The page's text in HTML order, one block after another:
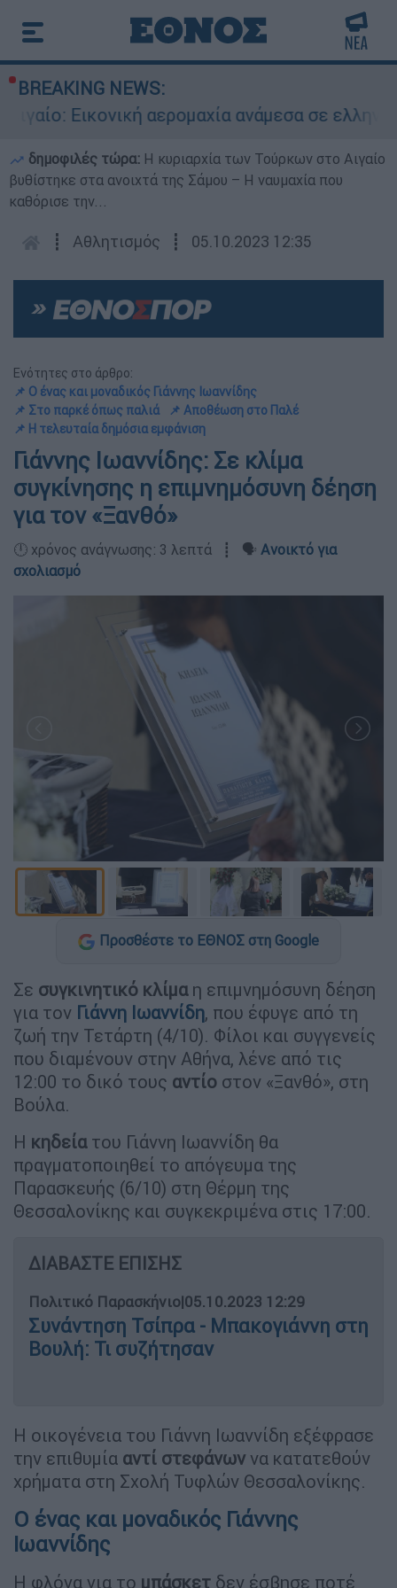
BREAKING NEWS:
Εικονική αερομαχία ανάμεσα σε ελληνικά
δημοφιλές τώρα: Η κυριαρχία των Τούρκων στο Αιγαίο
βυθίστηκε στα ανοιχτά της Σάμου – Η ναυμαχία που
καθόρισε την...
┋ Αθλητισμός ┋ 05.10.2023 12:35
Ενότητες στο άρθρο:
📌 Ο ένας και μοναδικός Γιάννης Ιωαννίδης
📌 Στο παρκέ όπως παλιά
📌 Αποθέωση στο Παλέ
📌 Η τελευταία δημόσια εμφάνιση
Γιάννης Ιωαννίδης: Σε κλίμα
συγκίνησης η επιμνημόσυνη δέηση
για τον «Ξανθό»
🕛 χρόνος ανάγνωσης: 3 λεπτά ┋ 🗣️ Ανοικτό για
σχολιασμό
Προσθέστε το ΕΘΝΟΣ στη Google
Σε συγκινητικό κλίμαη επιμνημόσυνη δέηση
για τον Γιάννη Ιωαννίδη, που έφυγε από τη
ζωή την Τετάρτη (4/10). Φίλοι και συγγενείς
που διαμένουν στην Αθήνα, λένε από τις
12:00 το δικό τους αντίο στον «Ξανθό», στη
Βούλα.
Η κηδείατου Γιάννη Ιωαννίδη θα
πραγματοποιηθεί το απόγευμα της
Παρασκευής (6/10) στη Θέρμη της
Θεσσαλονίκης και συγκεκριμένα στις 17:00.
ΔΙΑΒΑΣΤΕ ΕΠΙΣΗΣ
Πολιτικό Παρασκήνιο|05.10.2023 12:29
Συνάντηση Τσίπρα - Μπακογιάννη στη
Βουλή: Τι συζήτησαν
Η οικογένεια του Γιάννη Ιωαννίδη εξέφρασε
την επιθυμία αντί στεφάνων να κατατεθούν
χρήματα στη Σχολή Τυφλών Θεσσαλονίκης.
Ο ένας και μοναδικός Γιάννης
Ιωαννίδης
Η φλόγα για το μπάσκετ δεν έσβησε ποτέ